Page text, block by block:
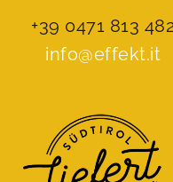
+39 0471 813
info@effekt.it